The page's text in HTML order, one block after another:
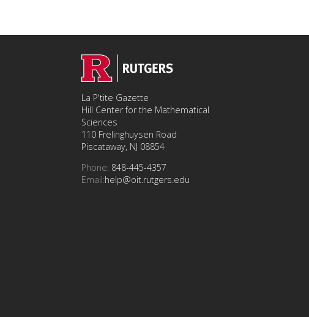
La P'tite Gazette
Hill Center for the Mathematical
Sciences
110 Frelinghuysen Road
Piscataway, NJ 08854
Phone: 848-445-4357
Email:help@oit.rutgers.edu